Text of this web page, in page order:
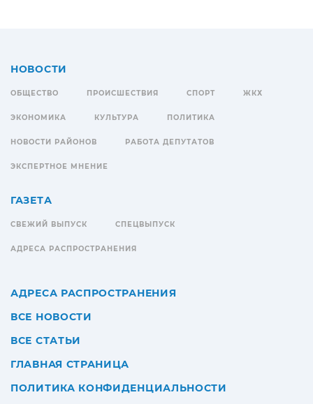
НОВОСТИ
ОБЩЕСТВО ПРОИСШЕСТВИЯ СПОРТ ЖКХ
ЭКОНОМИКА КУЛЬТУРА ПОЛИТИКА
НОВОСТИ РАЙОНОВ РАБОТА ДЕПУТАТОВ
ЭКСПЕРТНОЕ МНЕНИЕ
ГАЗЕТА
СВЕЖИЙ ВЫПУСК СПЕЦВЫПУСК
АДРЕСА РАСПРОСТРАНЕНИЯ
АДРЕСА РАСПРОСТРАНЕНИЯ
ВСЕ НОВОСТИ
ВСЕ СТАТЬИ
ГЛАВНАЯ СТРАНИЦА
ПОЛИТИКА КОНФИДЕНЦИАЛЬНОСТИ